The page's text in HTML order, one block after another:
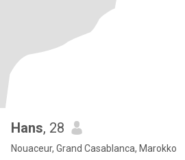
Hans, 28
Nouaceur, Grand Casablanca, Marokko